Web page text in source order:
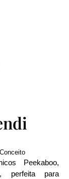
Conceito
Peekaboo,
perfeita para